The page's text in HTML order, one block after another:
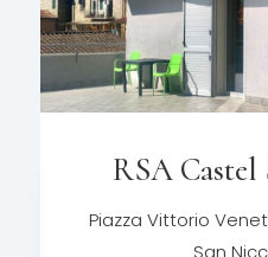
RSA
Piazza Vittorio
San